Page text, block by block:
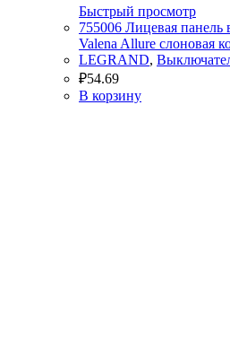
Быстрый просмотр
755006 Лицевая панель
Valena Allure слоновая
LEGRAND,
₽54.69
В корзину